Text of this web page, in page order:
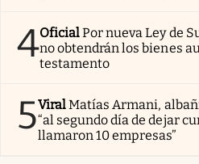
4OficialPor nueva Ley de
no obtendrán los bienes
testamento
5ViralMatías Armani,
“al segundo día de dejar
llamaron 10 empresas”